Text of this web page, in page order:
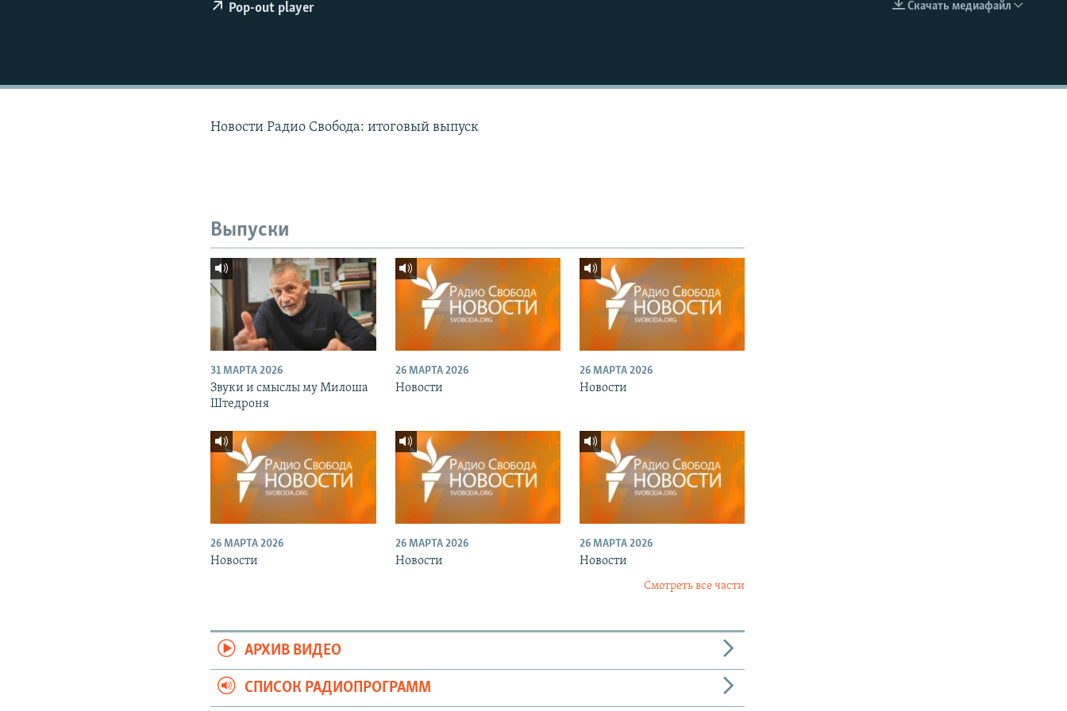
EMBED
Скачать медиафайл
Pop-out player
Новости Радио Свобода: итоговый выпуск
Выпуски
31 МАРТА 2026
Звуки и смыслы му Милоша
Штедроня
26 МАРТА 2026
Новости
26 МАРТА 2026
Новости
26 МАРТА 2026
Новости
26 МАРТА 2026
Новости
26 МАРТА 2026
Новости
Смотреть все части
АРХИВ ВИДЕО
СПИСОК РАДИОПРОГРАММ